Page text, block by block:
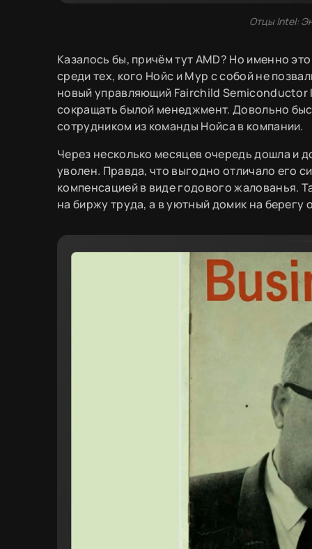
Отцы Intel:
Казалось бы, причём тут AMD? Но именно
среди тех, кого Нойс и Мур с собой не
новый управляющий Fairchild Semiconductor
сокращать былой менеджмент. Довольно
сотрудником из команды Нойса в компании.
Через несколько месяцев очередь дошла и
уволен. Правда, что выгодно отличало его
компенсацией в виде годового жалованья.
на биржу труда, а в уютный домик на берегу